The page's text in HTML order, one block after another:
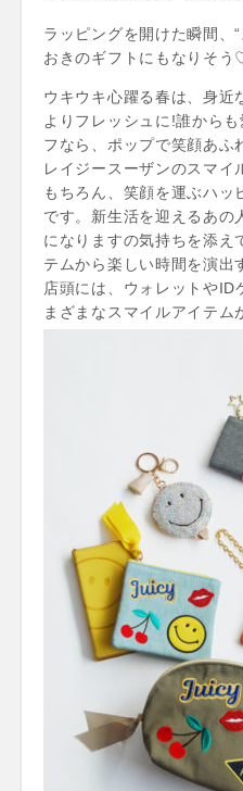
ラッピングを開けた瞬間、
おきのギフトにもなりそう
ウキウキ心躍る春は、身近
よりフレッシュに!誰から
フなら、ポップで笑顔あふ
レイジースーザンのスマイ
もちろん、笑顔を運ぶハッ
です。新生活を迎えるあの
になりますの気持ちを添え
テムから楽しい時間を演出
店頭には、ウォレットやID
まざまなスマイルアイテム